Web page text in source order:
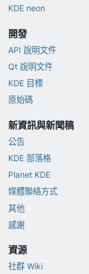
KDE neon
開發
API 說明文件
Qt 說明文件
KDE 目標
原始碼
新資訊與新聞稿
公告
KDE 部落格
Planet KDE
媒體聯絡方式
其他
感謝
資源
社群 Wiki